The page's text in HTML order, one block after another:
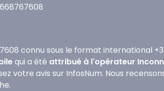
connu sous le format international
qui a été attribué à l'opérateur
votre avis sur InfosNum. Nous